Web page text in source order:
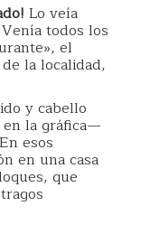
Lo veía
todos los
el
la localidad,
y cabello
la gráfica—
esos
en una casa
que